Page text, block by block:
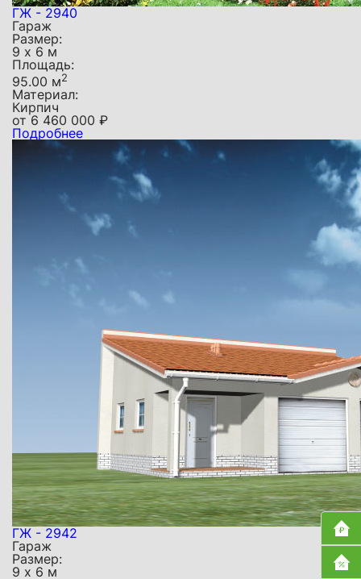
ГЖ - 2940
Гараж
Размер:
9 х 6 м
Площадь:
95.00 м2
Материал:
Кирпич
от6 460 000 ₽
Подробнее
ГЖ - 2942
Гараж
Размер:
9 х 6 м